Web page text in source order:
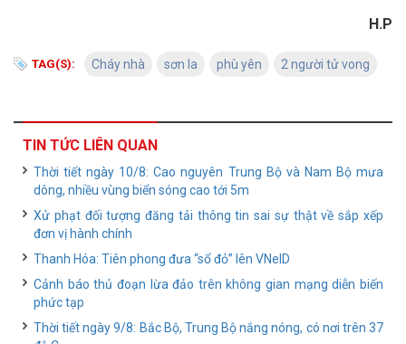
H.P
TAG(S): Cháy nhà sơn la phù yên 2 người tử vong
TIN TỨC LIÊN QUAN
Thời tiết ngày 10/8: Cao nguyên Trung Bộ và Nam Bộ mưa
dông, nhiều vùng biển sóng cao tới 5m
Xử phạt đối tượng đăng tải thông tin sai sự thật về sắp xếp
đơn vị hành chính
Thanh Hóa: Tiên phong đưa “sổ đỏ” lên VNeID
Cảnh báo thủ đoạn lừa đảo trên không gian mạng diễn biến
phức tạp
Thời tiết ngày 9/8: Bắc Bộ, Trung Bộ nắng nóng, có nơi trên 37